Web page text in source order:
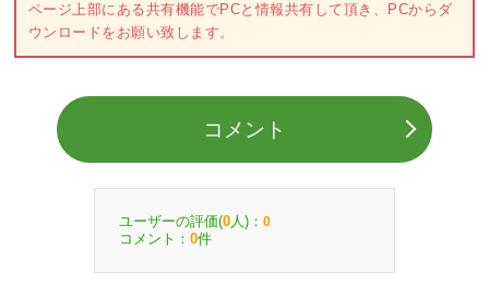
ページ上部にある共有機能でPCと情報共有して頂き、PCからダ
ウンロードをお願い致します。
コメント
ユーザーの評価(0 人)： 0
コメント： 0件